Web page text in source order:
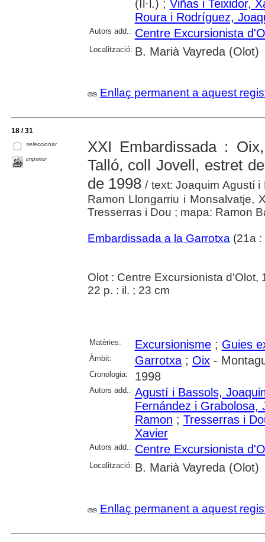
(Il·l.) ; Viñas i Teixidor,
Roura i Rodríguez,
Autors add.: Centre Excursionista
Localització: B. Marià Vayreda (Olot)
Enllaç permanent a aquest
18 / 31
seleccionar
imprimir
XXI Embardissada :
Talló, coll Jovell, estret
de 1998 / text: Joaquim Agustí
Ramon Llongarriu i Monsalvatje,
Tresserras i Dou ; mapa: Ramon
Embardissada a la Garrotxa (21a :
Olot : Centre Excursionista d'Olot,
22 p. : il. ; 23 cm
Matèries: Excursionisme; Guies
Àmbit: Garrotxa; Oix-
Cronologia: 1998
Autors add.: Agustí i Bassols,
Fernández i Grabolosa,
Ramon ; Tresserras i
Xavier
Autors add.: Centre Excursionista
Localització: B. Marià Vayreda (Olot)
Enllaç permanent a aquest